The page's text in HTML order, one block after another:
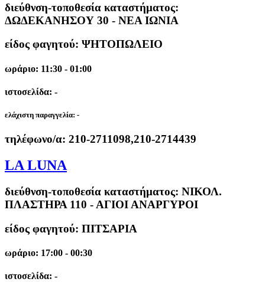
διεύθνση-τοποθεσία καταστήματος:
ΔΩΔΕΚΑΝΗΣΟΥ 30 - ΝΕΑ ΙΩΝΙΑ
είδος φαγητού: ΨΗΤΟΠΩΛΕΙΟ
ωράριο: 11:30 - 01:00
ιστοσελίδα: -
ελάχιστη παραγγελία: -
τηλέφωνο/α: 210-2711098,210-2714439
LA LUNA
διεύθνση-τοποθεσία καταστήματος: ΝΙΚΟΛ.
ΠΛΑΣΤΗΡΑ 110 - ΑΓΙΟΙ ΑΝΑΡΓΥΡΟΙ
είδος φαγητού: ΠΙΤΣΑΡΙΑ
ωράριο: 17:00 - 00:30
ιστοσελίδα: -